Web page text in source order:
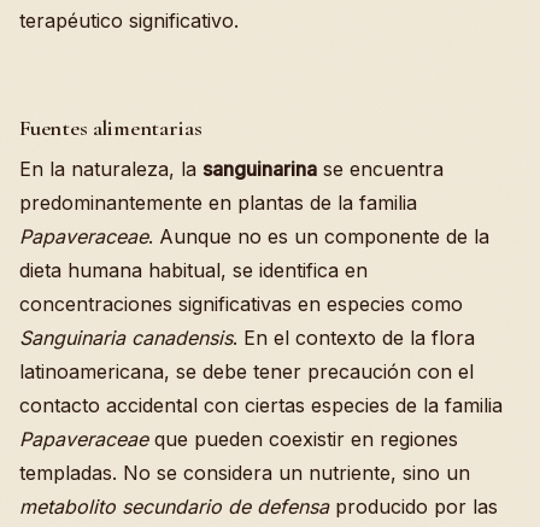
terapéutico significativo.
Fuentes alimentarias
En la naturaleza, la sanguinarina se encuentra
predominantemente en plantas de la familia
Papaveraceae. Aunque no es un componente de la
dieta humana habitual, se identifica en
concentraciones significativas en especies como
Sanguinaria canadensis. En el contexto de la flora
latinoamericana, se debe tener precaución con el
contacto accidental con ciertas especies de la familia
Papaveraceaeque pueden coexistir en regiones
templadas. No se considera un nutriente, sino un
metabolito secundario de defensaproducido por las